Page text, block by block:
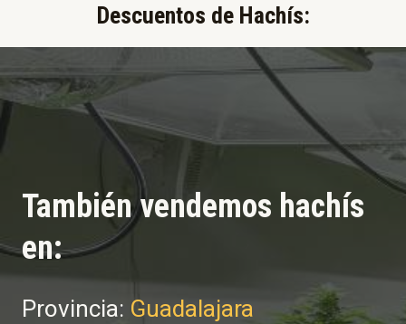
Descuentos de Hachís:​
También vendemos hachís
en:
Provincia: Guadalajara